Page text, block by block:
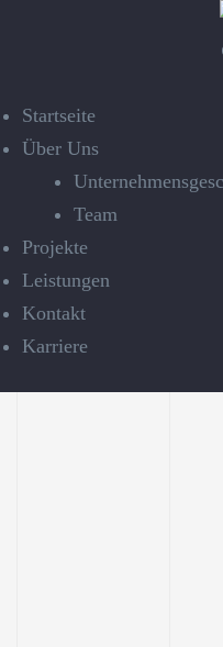
Startseite
Über Uns
Team
Projekte
Leistungen
Kontakt
Karriere